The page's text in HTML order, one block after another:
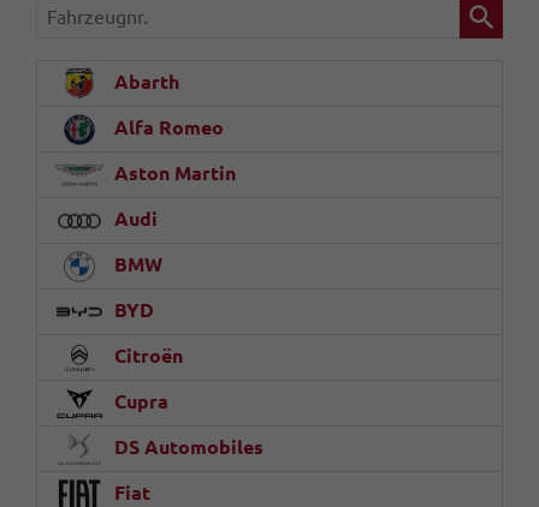
Fahrzeugnr.
Abarth
Alfa Romeo
Aston Martin
Audi
BMW
BYD
Citroën
Cupra
DS Automobiles
Fiat